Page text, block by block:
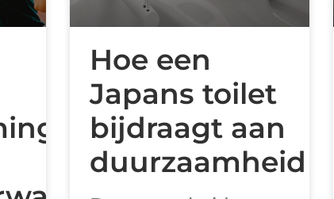
Hoe een
Japans toilet
bijdraagt aan
duurzaamheid